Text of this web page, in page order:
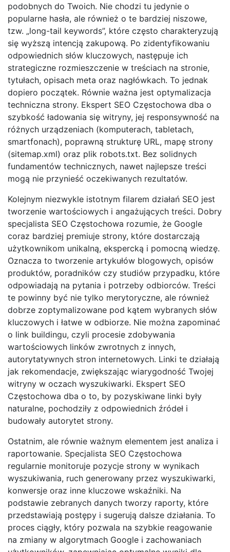
podobnych do Twoich. Nie chodzi tu jedynie o
popularne hasła, ale również o te bardziej niszowe,
tzw. „long-tail keywords”, które często charakteryzują
się wyższą intencją zakupową. Po zidentyfikowaniu
odpowiednich słów kluczowych, następuje ich
strategiczne rozmieszczenie w treściach na stronie,
tytułach, opisach meta oraz nagłówkach. To jednak
dopiero początek. Równie ważna jest optymalizacja
techniczna strony. Ekspert SEO Częstochowa dba o
szybkość ładowania się witryny, jej responsywność na
różnych urządzeniach (komputerach, tabletach,
smartfonach), poprawną strukturę URL, mapę strony
(sitemap.xml) oraz plik robots.txt. Bez solidnych
fundamentów technicznych, nawet najlepsze treści
mogą nie przynieść oczekiwanych rezultatów.
Kolejnym niezwykle istotnym filarem działań SEO jest
tworzenie wartościowych i angażujących treści. Dobry
specjalista SEO Częstochowa rozumie, że Google
coraz bardziej premiuje strony, które dostarczają
użytkownikom unikalną, ekspercką i pomocną wiedzę.
Oznacza to tworzenie artykułów blogowych, opisów
produktów, poradników czy studiów przypadku, które
odpowiadają na pytania i potrzeby odbiorców. Treści
te powinny być nie tylko merytoryczne, ale również
dobrze zoptymalizowane pod kątem wybranych słów
kluczowych i łatwe w odbiorze. Nie można zapominać
o link buildingu, czyli procesie zdobywania
wartościowych linków zwrotnych z innych,
autorytatywnych stron internetowych. Linki te działają
jak rekomendacje, zwiększając wiarygodność Twojej
witryny w oczach wyszukiwarki. Ekspert SEO
Częstochowa dba o to, by pozyskiwane linki były
naturalne, pochodziły z odpowiednich źródeł i
budowały autorytet strony.
Ostatnim, ale równie ważnym elementem jest analiza i
raportowanie. Specjalista SEO Częstochowa
regularnie monitoruje pozycje strony w wynikach
wyszukiwania, ruch generowany przez wyszukiwarki,
konwersje oraz inne kluczowe wskaźniki. Na
podstawie zebranych danych tworzy raporty, które
przedstawiają postępy i sugerują dalsze działania. To
proces ciągły, który pozwala na szybkie reagowanie
na zmiany w algorytmach Google i zachowaniach